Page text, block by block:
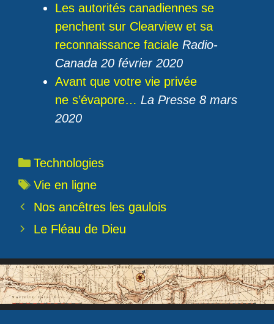
Les autorités canadiennes se
penchent sur Clearview et sa
reconnaissance faciale Radio-
Canada 20 février 2020
Avant que votre vie privée
ne s’évapore… La Presse 8 mars
2020
Catégories
Technologies
Étiquettes
Vie en ligne
Nos ancêtres les gaulois
Le Fléau de Dieu